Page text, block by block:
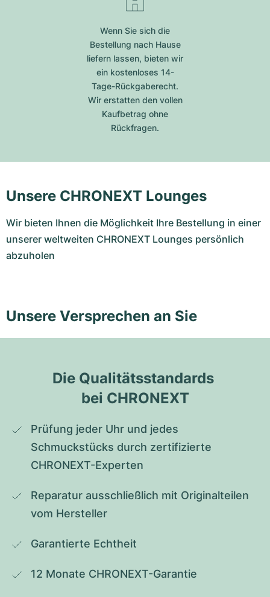
Wenn Sie sich die
Bestellung nach Hause
liefern lassen, bieten wir
ein kostenloses 14-
Tage-Rückgaberecht.
Wir erstatten den vollen
Kaufbetrag ohne
Rückfragen.
Unsere CHRONEXT Lounges
Wir bieten Ihnen die Möglichkeit Ihre Bestellung in einer
unserer weltweiten CHRONEXT Lounges persönlich
abzuholen
Unsere Versprechen an Sie
Die Qualitätsstandards
bei CHRONEXT
Prüfung jeder Uhr und jedes
Schmuckstücks durch zertifizierte
CHRONEXT-Experten
Reparatur ausschließlich mit Originalteilen
vom Hersteller
Garantierte Echtheit
12 Monate CHRONEXT-Garantie